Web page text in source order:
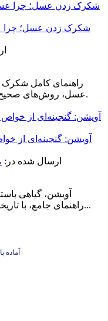
شکرک زدن عسل؛ چرا
راهنمای کامل
عسل، روش‌های صحیح رفع رس بستن و نشانه‌های عسل اصل.
آویشن: گنجینه‌ای از
ارسال شده در:
آویشن، گیاهی
راهنمای جامع، با تاریخچه، ترکیبات شیمیایی، کاربردها و خواص...
آماده